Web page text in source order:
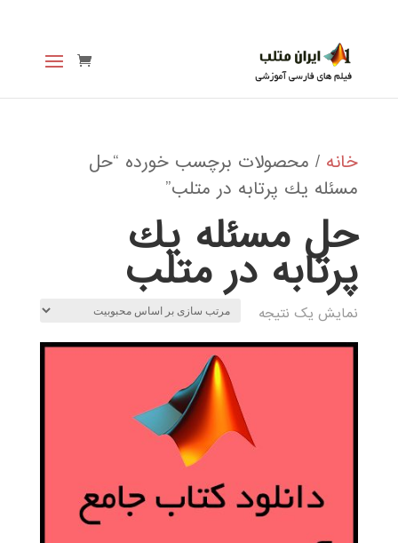
خانه / محصولات برچسب خورده “حل
مسئله يك پرتابه در متلب”
حل مسئله يك
پرتابه در متلب
نمایش یک نتیجه